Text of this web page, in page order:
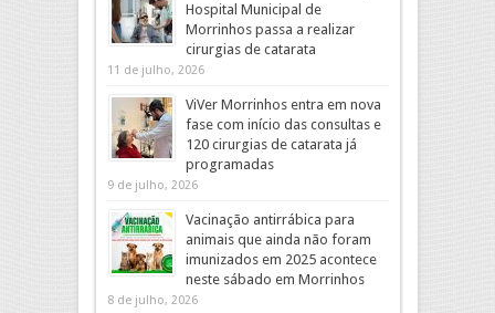
Hospital Municipal de
Morrinhos passa a realizar
cirurgias de catarata
11 de julho, 2026
ViVer Morrinhos entra em nova
fase com início das consultas e
120 cirurgias de catarata já
programadas
9 de julho, 2026
Vacinação antirrábica para
animais que ainda não foram
imunizados em 2025 acontece
neste sábado em Morrinhos
8 de julho, 2026